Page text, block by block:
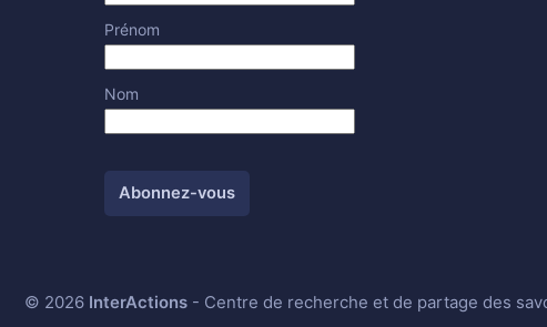
Prénom
Nom
© 2026 InterActions - Centre de recherche et de partage des